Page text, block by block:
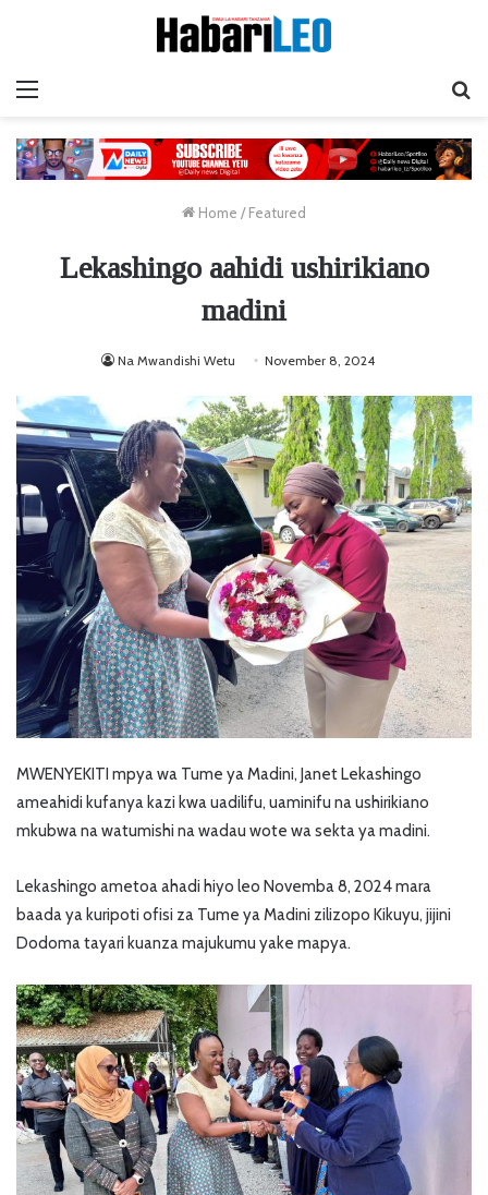
Home / Featured
Lekashingo aahidi ushirikiano
madini
Na Mwandishi Wetu November 8, 2024
MWENYEKITI mpya wa Tume ya Madini, Janet Lekashingo
ameahidi kufanya kazi kwa uadilifu, uaminifu na ushirikiano
mkubwa na watumishi na wadau wote wa sekta ya madini.
Lekashingo ametoa ahadi hiyo leo Novemba 8, 2024 mara
baada ya kuripoti ofisi za Tume ya Madini zilizopo Kikuyu, jijini
Dodoma tayari kuanza majukumu yake mapya.